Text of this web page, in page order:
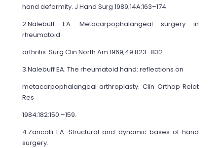
hand deformity. J Hand Surg 1989;14A:163–174.
2.Nalebuff EA. Metacarpophalangeal surgery in
rheumatoid
arthritis. Surg Clin North Am 1969;49:823–832.
3.Nalebuff EA. The rheumatoid hand: reflections on
metacarpophalangeal arthroplasty. Clin Orthop Relat
Res
1984;182:150 –159.
4.Zancolli EA. Structural and dynamic bases of hand
surgery.